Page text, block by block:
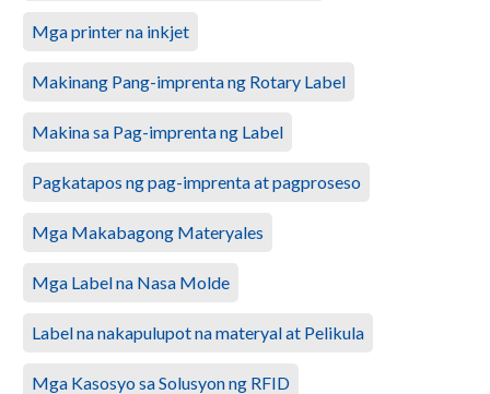
Mga printer na inkjet
Makinang Pang-imprenta ng Rotary Label
Makina sa Pag-imprenta ng Label
Pagkatapos ng pag-imprenta at pagproseso
Mga Makabagong Materyales
Mga Label na Nasa Molde
Label na nakapulupot na materyal at Pelikula
Mga Kasosyo sa Solusyon ng RFID